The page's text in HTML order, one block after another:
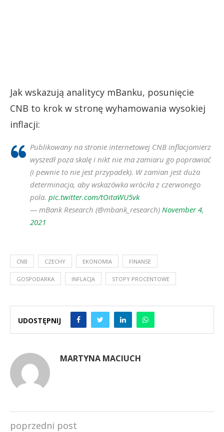
Jak wskazują analitycy mBanku, posunięcie
CNB to krok w stronę wyhamowania wysokiej
inflacji:
Publikowany na stronie internetowej CNB inflacjomierz
wyszedł poza skalę i nikt nie ma zamiaru go poprawiać
(i pewnie to nie jest przypadek). W zamian jest duża
determinacja, aby wskazówka wróciła z czerwonego
pola. pic.twitter.com/tOitaWU5vk
— mBank Research (@mbank_research) November 4,
2021
CNB CZECHY EKONOMIA FINANSE
GOSPODARKA INFLACJA STOPY PROCENTOWE
UDOSTĘPNIJ
MARTYNA MACIUCH
poprzedni post